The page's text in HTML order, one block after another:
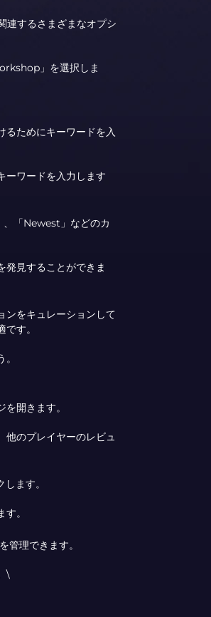
連するさまざまなオプシ
」を選択しま
るためにキーワードを入
ーワードを入力します
「Newest」などのカ
発見することができま
ンをキュレーションして
す。
開きます。
他のプレイヤーのレビュ
ます。
。
理できます。
\